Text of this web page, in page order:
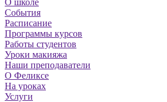
События
Расписание
Программы курсов
Работы студентов
Уроки макияжа
Наши преподаватели
О Феликсе
На уроках
Услуги